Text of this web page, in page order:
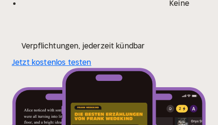
Keine
Verpflichtungen, jederzeit kündbar
Jetzt kostenlos testen